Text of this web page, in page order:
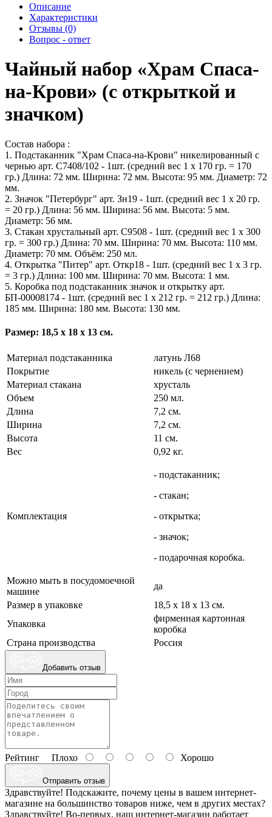
Описание
Характеристики
Отзывы (0)
Вопрос - ответ
Чайный набор «Храм Спаса-
на-Крови» (с открыткой и
значком)
Состав набора :
1. Подстаканник "Храм Спаса-на-Крови" никелированный с
чернью арт. С7408/102 - 1шт. (средний вес 1 х 170 гр. = 170
гр.) Длина: 72 мм. Ширина: 72 мм. Высота: 95 мм. Диаметр: 72
мм.
2. Значок "Петербург" арт. Зн19 - 1шт. (средний вес 1 х 20 гр.
= 20 гр.) Длина: 56 мм. Ширина: 56 мм. Высота: 5 мм.
Диаметр: 56 мм.
3. Стакан хрустальный арт. С9508 - 1шт. (средний вес 1 х 300
гр. = 300 гр.) Длина: 70 мм. Ширина: 70 мм. Высота: 110 мм.
Диаметр: 70 мм. Объём: 250 мл.
4. Открытка "Питер" арт. Откр18 - 1шт. (средний вес 1 х 3 гр.
= 3 гр.) Длина: 100 мм. Ширина: 70 мм. Высота: 1 мм.
5. Коробка под подстаканник значок и открытку арт.
БП-00008174 - 1шт. (средний вес 1 х 212 гр. = 212 гр.) Длина:
185 мм. Ширина: 180 мм. Высота: 130 мм.
Размер: 18,5 х 18 х 13 см.
Материал подстаканника
латунь Л68
Покрытие
никель (с чернением)
Материал стакана
хрусталь
Объем
250 мл.
Длина
7,2 см.
Ширина
7,2 см.
Высота
11 см.
Вес
0,92 кг.
Комплектация
- подстаканник;
- стакан;
- открытка;
- значок;
- подарочная коробка.
Можно мыть в посудомоечной
машине
да
Размер в упаковке
18,5 х 18 х 13 см.
Упаковка
фирменная картонная
коробка
Страна производства
Россия
Добавить отзыв
Рейтинг Плохо Хорошо
Отправить отзыв
Здравствуйте! Подскажите, почему цены в вашем интернет-
магазине на большинство товаров ниже, чем в других местах?
Здравствуйте! Во-первых, наш интернет-магазин работает